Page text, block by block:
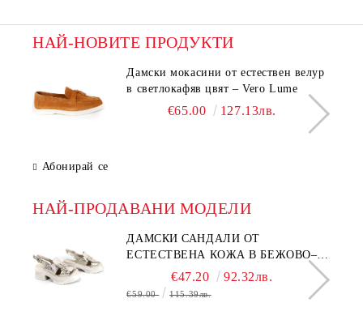
НАЙ-НОВИТЕ ПРОДУКТИ
Дамски мокасини от естествен велур
в светлокафяв цвят – Vero Lume
€65.00 127.13лв.
Абонирай се
НАЙ-ПРОДАВАНИ МОДЕЛИ
ДАМСКИ САНДАЛИ ОТ
ЕСТЕСТВЕНА КОЖА В БЕЖОВО–
МОДЕЛ NOVA.
€47.20 92.32лв.
€59.00 115.39лв.